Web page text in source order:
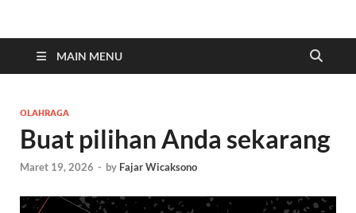
EKSPRES NEWS
MAIN MENU
OLAHRAGA
Buat pilihan Anda sekarang
Maret 19, 2026 - by Fajar Wicaksono